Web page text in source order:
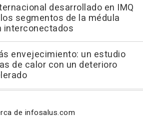
desarrollado en IMQ
segmentos de la médula
interconectados
envejecimiento: un estudio
de calor con un deterioro
de infosalus.com